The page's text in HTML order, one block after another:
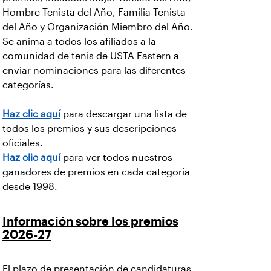
Hombre Tenista del Año, Familia Tenista
del Año y Organización Miembro del Año.
Se anima a todos los afiliados a la
comunidad de tenis de USTA Eastern a
enviar nominaciones para las diferentes
categorías.
Haz clic aquípara descargar una lista de
todos los premios y sus descripciones
oficiales.
Haz clic aquípara ver todos nuestros
ganadores de premios en cada categoría
desde 1998.
Información sobre los premios
2026-27
El plazo de presentación de candidaturas